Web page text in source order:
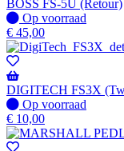
BOSS FS-5U (Retour)
Op
voorraad
Op voorraad
€ 45,00
DIGITECH FS3X
Op
voorraad
Op voorraad
€ 10,00